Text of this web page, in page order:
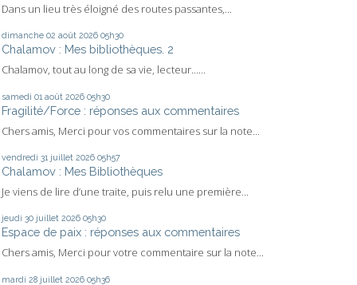
Dans un lieu très éloigné des routes passantes,...
dimanche 02 août 2026 05h30
Chalamov : Mes bibliothèques. 2
Chalamov, tout au long de sa vie, lecteur…...
samedi 01 août 2026 05h30
Fragilité/Force : réponses aux commentaires
Chers amis, Merci pour vos commentaires sur la note...
vendredi 31 juillet 2026 05h57
Chalamov : Mes Bibliothèques
Je viens de lire d’une traite, puis relu une première...
jeudi 30 juillet 2026 05h30
Espace de paix : réponses aux commentaires
Chers amis, Merci pour votre commentaire sur la note...
mardi 28 juillet 2026 05h36